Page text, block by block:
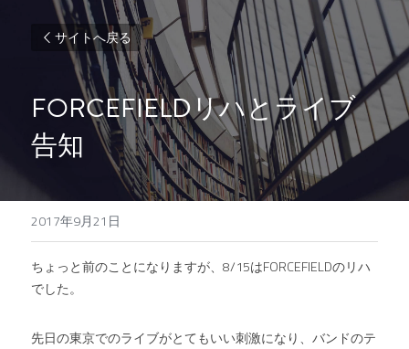
サイトへ戻る
FORCEFIELDリハとライブ
告知
2017年9月21日
ちょっと前のことになりますが、8/15はFORCEFIELDのリハ
でした。
先日の東京でのライブがとてもいい刺激になり、バンドのテ